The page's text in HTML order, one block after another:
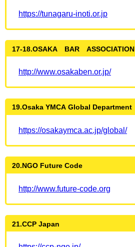
https://tunagaru-inoti.or.jp
17-18.OSAKA BAR ASSOCIATION
http://www.osakaben.or.jp/
19.Osaka YMCA Global Department
https://osakaymca.ac.jp/global/
20.NGO Future Code
http://www.future-code.org
21.CCP Japan